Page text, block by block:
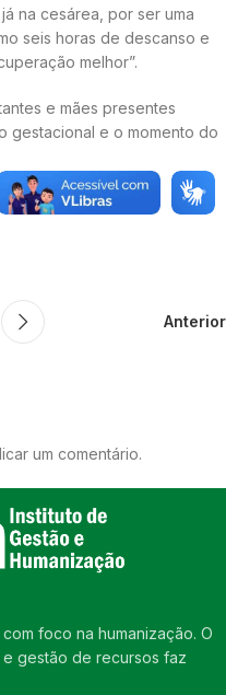
na cesárea, por ser uma
seis horas de descanso e
melhor”.
e mães presentes
gestacional e o momento do
Anterior
um comentário.
foco na humanização. O
gestão de recursos faz